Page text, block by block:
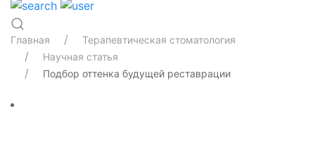
Главная
Терапевтическая стоматология
Научная статья
Подбор оттенка будущей реставрации